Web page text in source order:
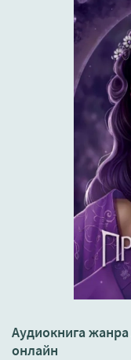
Аудиокнига жанра
онлайн